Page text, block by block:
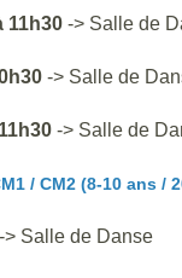
11h30 -> Salle de
-> Salle de
-> Salle de
/ CM2 (8-10 ans /
-> Salle de Danse